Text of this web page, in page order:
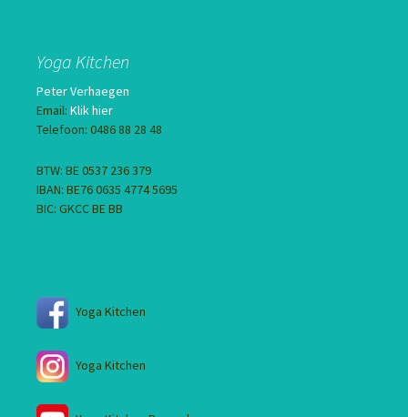
Yoga Kitchen
Peter Verhaegen
Email: Klik hier
Telefoon: 0486 88 28 48
BTW: BE 0537 236 379
IBAN: BE76 0635 4774 5695
BIC: GKCC BE BB
Yoga Kitchen
Yoga Kitchen